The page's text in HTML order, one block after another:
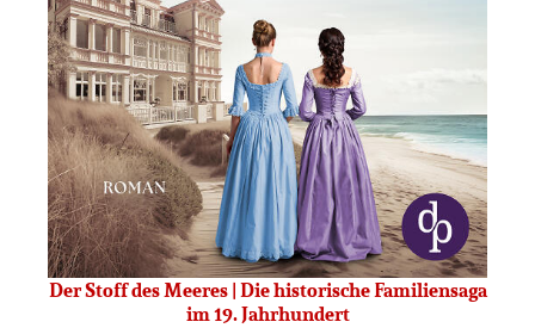
Der Stoff des Meeres | Die historische Familiensaga
im 19. Jahrhundert